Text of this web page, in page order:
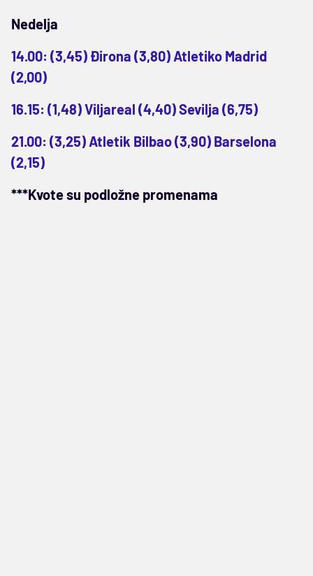
Nedelja
14.00: (3,45) Đirona (3,80) Atletiko Madrid
(2,00)
16.15: (1,48) Viljareal (4,40) Sevilja (6,75)
21.00: (3,25) Atletik Bilbao (3,90) Barselona
(2,15)
***Kvote su podložne promenama